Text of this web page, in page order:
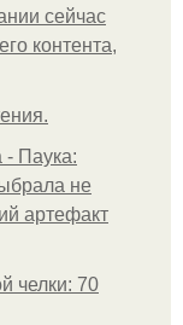
сейчас
контента,
- Паука:
не
артефакт
челки: 70